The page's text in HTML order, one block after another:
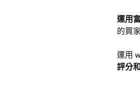
運用
的買
運用
評分